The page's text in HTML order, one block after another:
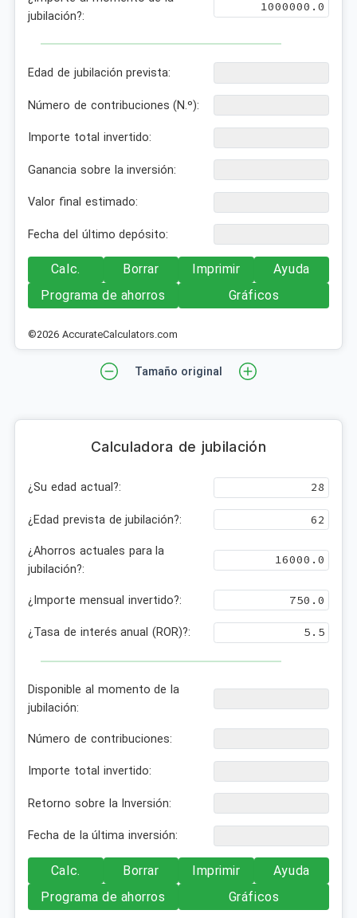
jubilación?:
Edad de jubilación prevista:
Número de contribuciones (N.º):
Importe total invertido:
Ganancia sobre la inversión:
Valor final estimado:
Fecha del último depósito:
Calc. Borrar Imprimir
Ayuda
Programa de ahorros
Gráficos
©2026 AccurateCalculators.com
Tamaño original
Calculadora de jubilación
¿Su edad actual?:
¿Edad prevista de jubilación?:
¿Ahorros actuales para la
jubilación?:
¿Importe mensual invertido?:
¿Tasa de interés anual (ROR)?:
Disponible al momento de la
jubilación:
Número de contribuciones:
Importe total invertido:
Retorno sobre la Inversión:
Fecha de la última inversión:
Calc. Borrar Imprimir
Ayuda
Programa de ahorros
Gráficos